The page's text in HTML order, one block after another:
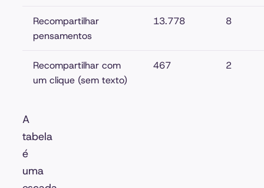
Recompartilhar
pensamentos
13.778 8
Recompartilhar com
um clique (sem texto)
467 2
A
tabela
é
uma